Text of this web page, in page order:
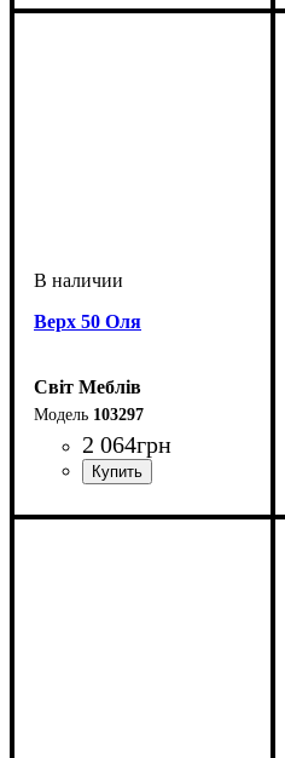
Верх 50 Оля
Світ Меблів
103297
2 064грн